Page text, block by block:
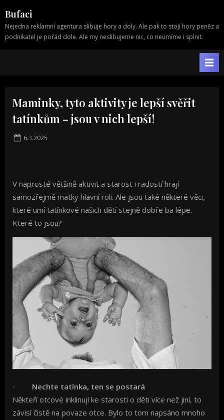
to
content
Bufaci
Nejedna reklamní agentura slibuje hory a doly. Ale pak to stojí hory peněz a
podnikatel je pořád dole. Ale my neslibujeme nic, co neumíme i splnit.
Maminky, tyto aktivity je lepší svěřit
tatínkům – jsou v nich lepší!
Posted
6.3.2025
V naprosté většině aktivit a starost i radostí hrají
samozřejmě matky hlavní roli. Ale jsou také některé věci,
které umí tatínkové našich dětí stejně dobře ba lépe.
Které to jsou?
· Nechte tatínka, ten se postará
Někteří otcové inklinují ke starosti o děti více než jiní, to
závisí čistě na povaze otce. Bylo to tom napsáno mnoho